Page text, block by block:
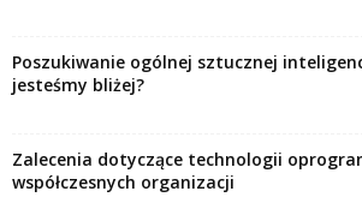
Poszukiwanie ogólnej sztucznej
jesteśmy bliżej?
Zalecenia dotyczące technologii
współczesnych organizacji